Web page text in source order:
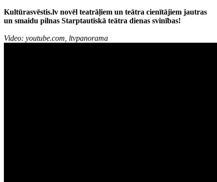
Kultūrasvēstis.lv novēl teatrāļiem un teātra cienītājiem jautras
un smaidu pilnas Starptautiskā teātra dienas svinības!
Video: youtube.com, ltvpanorama